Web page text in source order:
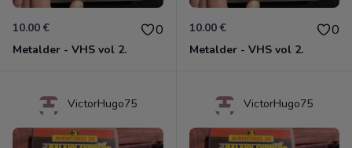
10.00 € 0
Metalder - VHS vol 2.
10.00 € 0
Metalder - VHS vol 2.
VictorHugo75 VictorHugo75